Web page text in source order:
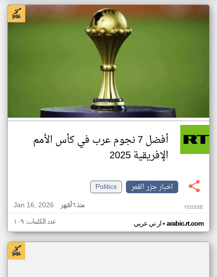
أفضل 7 نجوم عرب في كأس الأمم
الإفريقية 2025
اخبار جزر القمر
Politics
Jan 16, 2026
منذ ٦ أشهر YD16SE
ار تي عربي• arabic.rt.com عدد الكلمات: ١٠٩